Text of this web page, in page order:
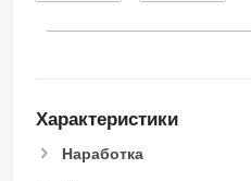
Характеристики
Наработка